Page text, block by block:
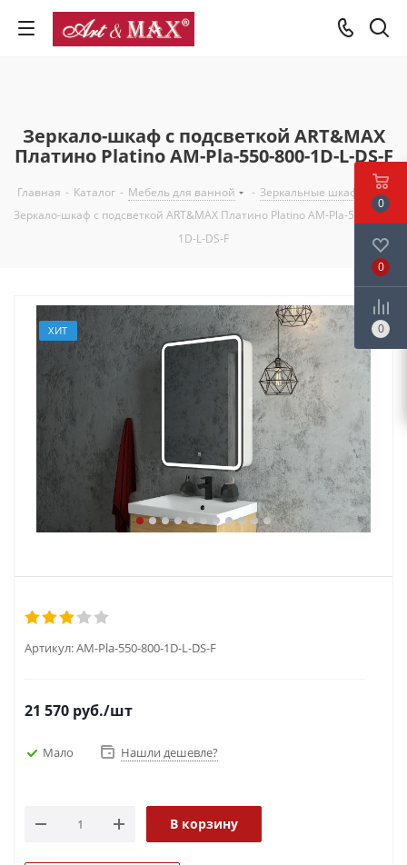
Зеркало-шкаф с подсветкой ART&MAX
Платино Platino AM-Pla-550-800-1D-L-DS-F
Главная - Каталог - Мебель для ванной - Зеркальные шкафы
-
Зеркало-шкаф с подсветкой ART&MAX Платино Platino AM-Pla-550-800-
1D-L-DS-F
ХИТ
Артикул:AM-Pla-550-800-1D-L-DS-F
21 570 руб./шт
Мало Нашли дешевле?
В корзину
0
0
0